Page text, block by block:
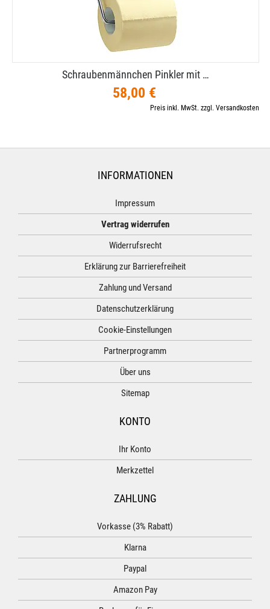
Schraubenmännchen Pinkler mit …
58,00 €
Preis inkl. MwSt. zzgl. Versandkosten
INFORMATIONEN
Impressum
Vertrag widerrufen
Widerrufsrecht
Erklärung zur Barrierefreiheit
Zahlung und Versand
Datenschutzerklärung
Cookie-Einstellungen
Partnerprogramm
Über uns
Sitemap
KONTO
Ihr Konto
Merkzettel
ZAHLUNG
Vorkasse (3% Rabatt)
Klarna
Paypal
Amazon Pay